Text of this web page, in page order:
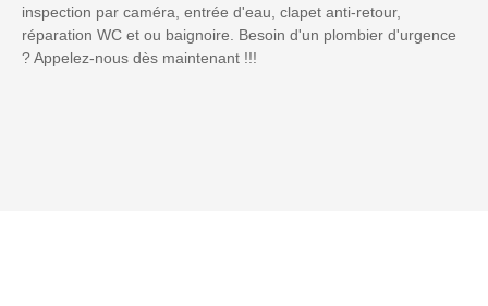
inspection par caméra, entrée d'eau, clapet anti-retour,
réparation WC et ou baignoire. Besoin d'un plombier d'urgence
? Appelez-nous dès maintenant !!!